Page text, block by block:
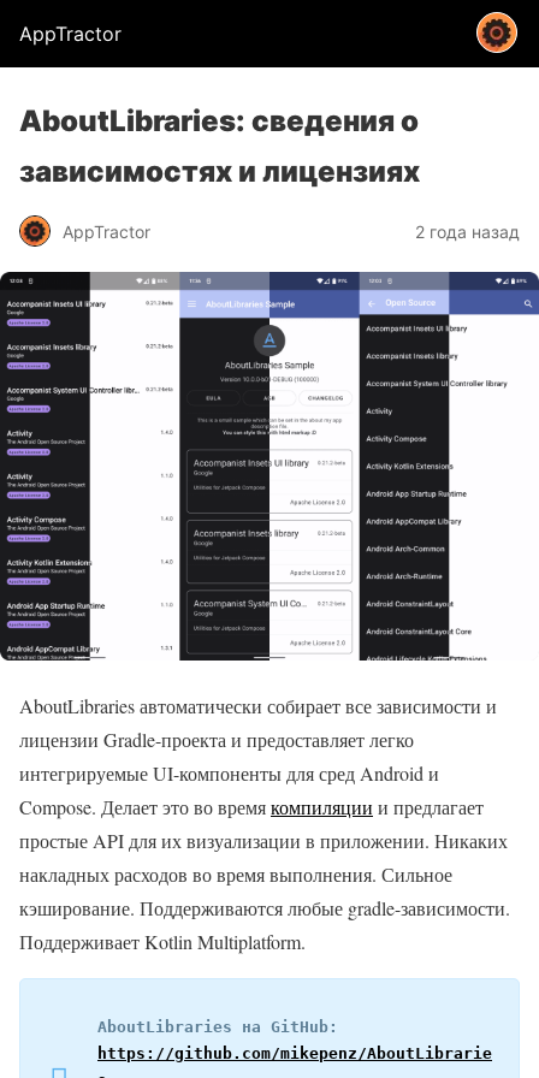
AppTractor
AboutLibraries: сведения о
зависимостях и лицензиях
AppTractor 2 года назад
AboutLibraries автоматически собирает все зависимости и
лицензии Gradle-проекта и предоставляет легко
интегрируемые UI-компоненты для сред Android и
Compose. Делает это во времякомпиляции и предлагает
простые API для их визуализации в приложении. Никаких
накладных расходов во время выполнения. Сильное
кэширование. Поддерживаются любые gradle-зависимости.
Поддерживает Kotlin Multiplatform.
https://github.com/mikepenz/AboutLibrarie